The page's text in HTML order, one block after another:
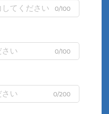
0/100
0/100
0/200